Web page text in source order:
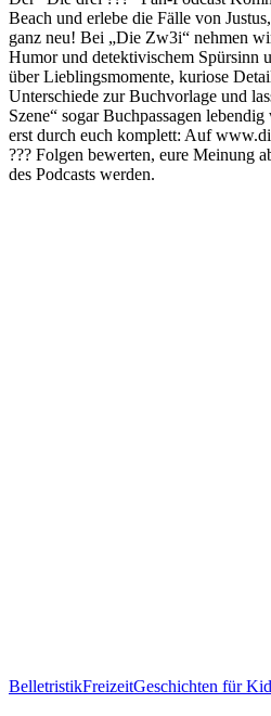
Beach und erlebe die Fälle von
ganz neu! Bei „Die Zw3i“ nehmen
Humor und detektivischem Spürsinn
über Lieblingsmomente, kuriose
Unterschiede zur Buchvorlage und
Szene“ sogar Buchpassagen
erst durch euch komplett: Auf
??? Folgen bewerten, eure Meinung
des Podcasts werden.
BelletristikFreizeitGeschichten für